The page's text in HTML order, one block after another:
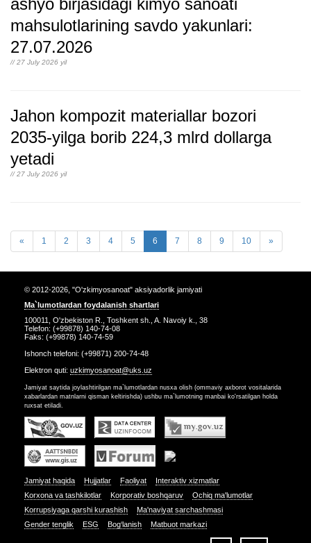
ashyo birjasidagi kimyo sanoati
mahsulotlarining savdo yakunlari:
27.07.2026
// 27 July 2026 yil
Jahon kompozit materiallar bozori
2035-yilga borib 224,3 mlrd dollarga
yetadi
// 27 July 2026 yil
« 1 2 3 4 5 6 7 8 9 10 »
© 2012-2026, "O'zkimyosanoat" aksiyadorlik jamiyati
Ma`lumotlardan foydalanish shartlari
100011, O'zbekiston R., Toshkent sh., A. Navoiy k., 38
Telefon: (+99878) 140-74-08
Faks: (+99878) 140-74-59
Ishonch telefoni: (+99871) 200-74-48
Elektron quti: uzkimyosanoat@uks.uz
Jamiyat saytida joylashtirilgan ma`lumotlardan nusxa olish (ommaviy axborot vositalarida
xabarlardan matnlarni qisman keltirishda) ushbu ma`lumotning manbai ko'rsatilgan holda
ruxsat etiladi.
Jamiyat haqida Hujjatlar Faoliyat
Interaktiv xizmatlar
Korxona va tashkilotlar
Korporativ boshqaruv
Ochiq ma'lumotlar
Korrupsiyaga qarshi kurashish
Ma'naviyat sarchashmasi
Gender tenglik
ESG Bog‘lanish Matbuot markazi